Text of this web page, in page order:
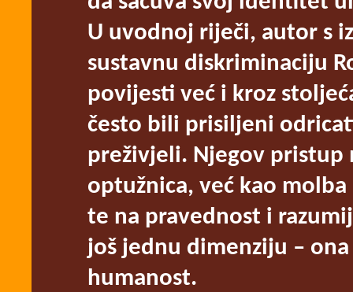
U uvodnoj riječi, autor s
sustavnu diskriminaciju
povijesti već i kroz
često bili prisiljeni
preživjeli. Njegov pristup
optužnica, već kao
te na pravednost i
još jednu dimenziju –
humanost.